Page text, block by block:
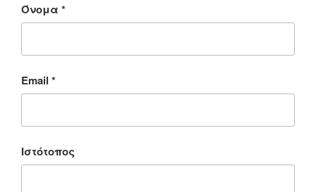
Όνομα *
Email *
Ιστότοπος